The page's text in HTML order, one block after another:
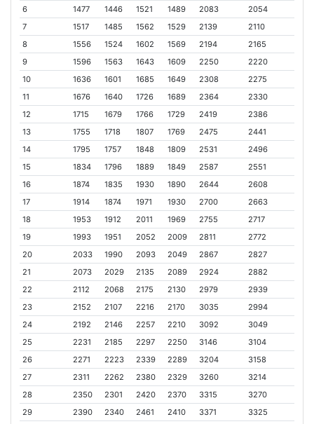
6
1477 1446 1521 1489 2083
2054
7
1517 1485 1562 1529 2139
2110
8
1556 1524 1602 1569 2194
2165
9
1596 1563 1643 1609 2250
2220
10
1636 1601 1685 1649 2308
2275
11
1676 1640 1726 1689 2364
2330
12
1715 1679 1766 1729 2419
2386
13
1755 1718 1807 1769 2475
2441
14
1795 1757 1848 1809 2531
2496
15
1834 1796 1889 1849 2587
2551
16
1874 1835 1930 1890 2644
2608
17
1914 1874 1971 1930 2700
2663
18
1953 1912 2011 1969 2755
2717
19
1993 1951 2052 2009 2811
2772
20
2033 1990 2093 2049 2867
2827
21
2073 2029 2135 2089 2924
2882
22
2112 2068 2175 2130 2979
2939
23
2152 2107 2216 2170 3035
2994
24
2192 2146 2257 2210 3092
3049
25
2231 2185 2297 2250 3146
3104
26
2271 2223 2339 2289 3204
3158
27
2311 2262 2380 2329 3260
3214
28
2350 2301 2420 2370 3315
3270
29
2390 2340 2461 2410 3371
3325